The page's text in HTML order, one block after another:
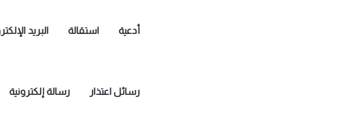
أدعية استقالة البريد
رسائل اعتذار رسالة إلكترونية